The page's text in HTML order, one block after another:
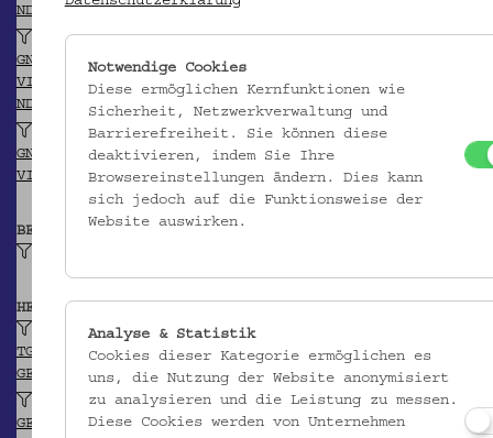
NDB/ADB
Poach, Andreas (?)
GND
VIAF
NDB/ADB
Richtzenhan, Donat (?)
GND
VIAF
BEITRAGENDE/R
HERKUNFT
Jena (?)
TGN
GEONAMES
Kravařsko (Region)
GEONAMES
Notwendige Cookies
Diese ermöglichen Kernfunktionen wie
Sicherheit, Netzwerkverwaltung und
Barrierefreiheit. Sie können diese
deaktivieren, indem Sie Ihre
Browsereinstellungen ändern. Dies kann
sich jedoch auf die Funktionsweise der
Website auswirken.
Analyse & Statistik
Cookies dieser Kategorie ermöglichen es
uns, die Nutzung der Website anonymisiert
zu analysieren und die Leistung zu messen.
Diese Cookies werden von Unternehmen